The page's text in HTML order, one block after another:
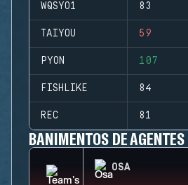
WQSYO1 83
TAIYOU 59
PYON 107
FISHLIKE 84
REC 81
BANIMENTOS DE AGENTES
OSA